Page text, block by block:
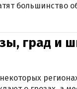
большинство
град и